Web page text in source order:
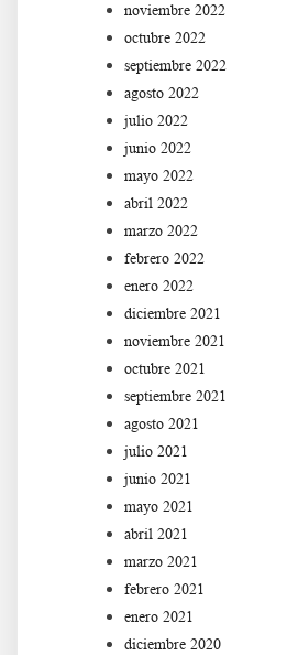
noviembre 2022
octubre 2022
septiembre 2022
agosto 2022
julio 2022
junio 2022
mayo 2022
abril 2022
marzo 2022
febrero 2022
enero 2022
diciembre 2021
noviembre 2021
octubre 2021
septiembre 2021
agosto 2021
julio 2021
junio 2021
mayo 2021
abril 2021
marzo 2021
febrero 2021
enero 2021
diciembre 2020